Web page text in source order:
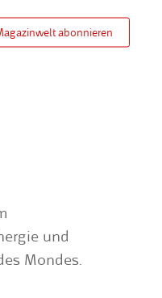
abonnieren
und
Mondes.